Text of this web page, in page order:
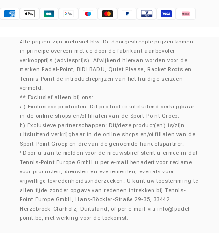
Alle prijzen zijn inclusief btw. De doorgestreepte prijzen komen
in principe overeen met de door de fabrikant aanbevolen
verkoopprijs (adviesprijs). Afwijkend hiervan worden voor de
merken Padel-Point, BIDI BADU, Quiet Please, Racket Roots en
Tennis-Point de introductieprijzen van het huidige seizoen
vermeld.
** Exclusief alleen bij ons:
a) Exclusieve producten: Dit product is uitsluitend verkrijgbaar
in de online shops en/of filialen van de Sport-Point Groep.
b) Exclusieve partnerschappen: Dit/deze product(en) is/zijn
uitsluitend verkrijgbaar in de online shops en/of filialen van de
Sport-Point Groep en die van de genoemde handelspartner.
¹
Door u aan te melden voor de nieuwsbrief stemt u ermee in dat
Tennis-Point Europe GmbH u per e-mail benadert voor reclame
voor producten, diensten en evenementen, evenals voor
vrijwillige tevredenheidsonderzoeken. U kunt uw toestemming te
allen tijde zonder opgave van redenen intrekken bij Tennis-
Point Europe GmbH, Hans-Böckler-Straße 29-35, 33442
Herzebrock-Clarholz, Duitsland, of per e-mail via info@padel-
point.be, met werking voor de toekomst.